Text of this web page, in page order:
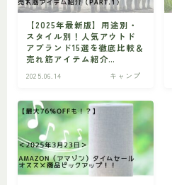
【2025年最新版】用途別・
スタイル別！人気アウトド
アブランド15選を徹底比較＆
売れ筋アイテム紹介
2025.06.14 キャンプ